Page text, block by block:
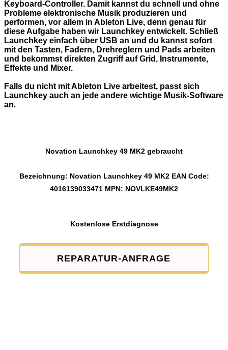
Keyboard-Controller. Damit kannst du schnell und ohne
Probleme elektronische Musik produzieren und
performen, vor allem in Ableton Live, denn genau für
diese Aufgabe haben wir Launchkey entwickelt. Schließ
Launchkey einfach über USB an und du kannst sofort
mit den Tasten, Fadern, Drehreglern und Pads arbeiten
und bekommst direkten Zugriff auf Grid, Instrumente,
Effekte und Mixer.
Falls du nicht mit Ableton Live arbeitest, passt sich
Launchkey auch an jede andere wichtige Musik-Software
an.
Novation Launchkey 49 MK2 gebraucht
Bezeichnung: Novation Launchkey 49 MK2 EAN Code:
4016139033471 MPN: NOVLKE49MK2
Kostenlose Erstdiagnose
REPARATUR-ANFRAGE